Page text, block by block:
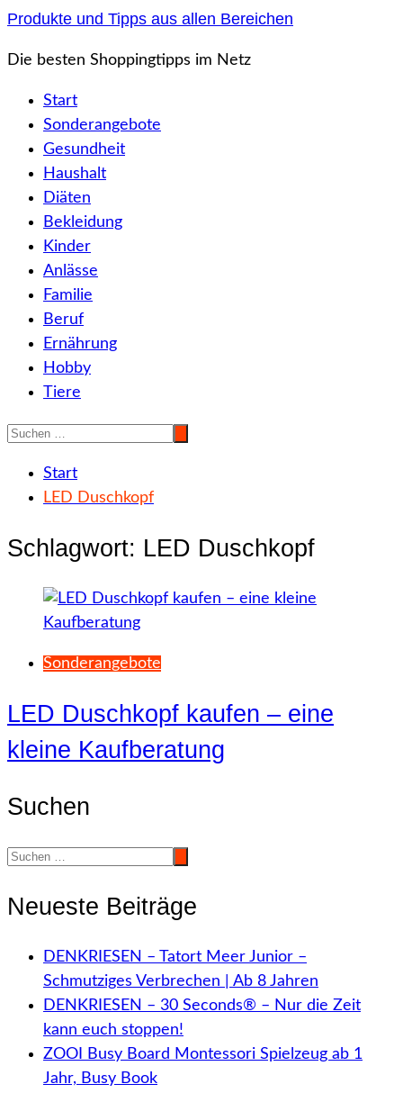
Zum
springen
Produkte und Tipps aus allen Bereichen
Die besten Shoppingtipps im Netz
Start
Sonderangebote
Gesundheit
Haushalt
Diäten
Bekleidung
Kinder
Anlässe
Familie
Beruf
Ernährung
Hobby
Tiere
Start
LED Duschkopf
Schlagwort: LED Duschkopf
Sonderangebote
LED Duschkopf kaufen – eine
kleine Kaufberatung
Suchen
Neueste Beiträge
DENKRIESEN – Tatort Meer Junior –
Schmutziges Verbrechen | Ab 8 Jahren
DENKRIESEN – 30 Seconds® – Nur die Zeit
kann euch stoppen!
ZOOI Busy Board Montessori Spielzeug ab 1
Jahr, Busy Book